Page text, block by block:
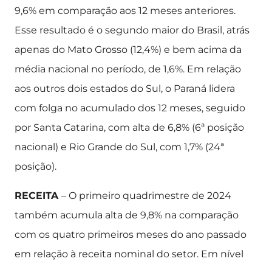
9,6% em comparação aos 12 meses anteriores.
Esse resultado é o segundo maior do Brasil, atrás
apenas do Mato Grosso (12,4%) e bem acima da
média nacional no período, de 1,6%. Em relação
aos outros dois estados do Sul, o Paraná lidera
com folga no acumulado dos 12 meses, seguido
por Santa Catarina, com alta de 6,8% (6ª posição
nacional) e Rio Grande do Sul, com 1,7% (24ª
posição).
RECEITA – O primeiro quadrimestre de 2024
também acumula alta de 9,8% na comparação
com os quatro primeiros meses do ano passado
em relação à receita nominal do setor. Em nível